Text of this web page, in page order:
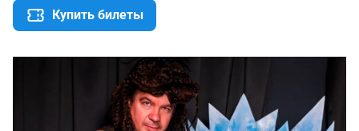
Купить билеты